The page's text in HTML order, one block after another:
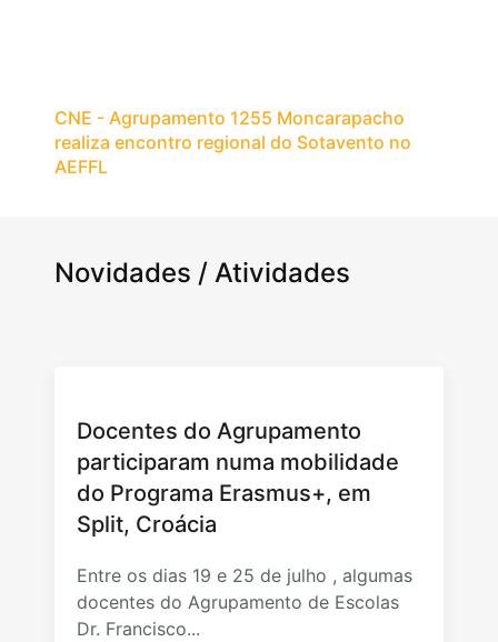
CNE - Agrupamento 1255 Moncarapacho
realiza encontro regional do Sotavento no
AEFFL
Novidades / Atividades
Docentes do Agrupamento
participaram numa mobilidade
do Programa Erasmus+, em
Split, Croácia
Entre os dias 19 e 25 de julho , algumas
docentes do Agrupamento de Escolas
Dr. Francisco...